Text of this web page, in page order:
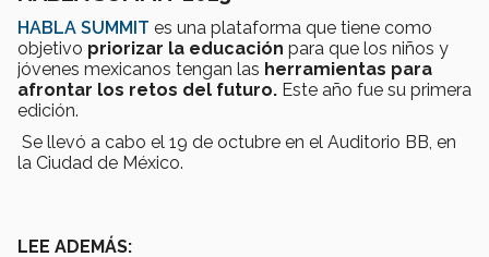
HABLA SUMMIT es una plataforma que tiene como
objetivo priorizar la educación para que los niños y
jóvenes mexicanos tengan las herramientas para
afrontar los retos del futuro. Este año fue su primera
edición.
Se llevó a cabo el 19 de octubre en el Auditorio BB, en
la Ciudad de México.
​LEE ADEMÁS: